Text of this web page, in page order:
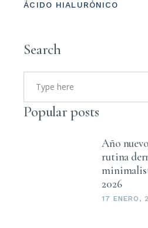
ÁCIDO HIALURÓNICO
Search
Search
for:
Popular posts
Año
rutina
2026
17 ENERO,